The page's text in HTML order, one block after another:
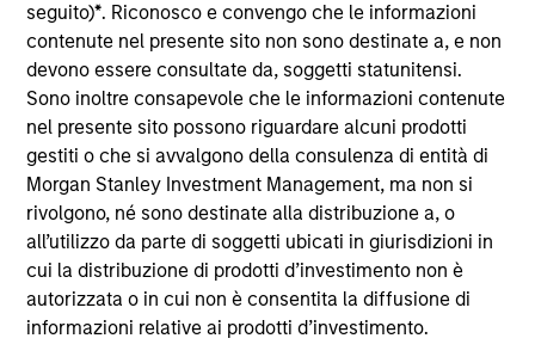
seguito)*. Riconosco e convengo che le informazioni
contenute nel presente sito non sono destinate a, e non
devono essere consultate da, soggetti statunitensi.
Sono inoltre consapevole che le informazioni contenute
nel presente sito possono riguardare alcuni prodotti
gestiti o che si avvalgono della consulenza di entità di
Morgan Stanley Investment Management, ma non si
rivolgono, né sono destinate alla distribuzione a, o
all’utilizzo da parte di soggetti ubicati in giurisdizioni in
cui la distribuzione di prodotti d’investimento non è
autorizzata o in cui non è consentita la diffusione di
informazioni relative ai prodotti d’investimento.
Brian Niles is a Managing Director of Morgan
Stanley, Co-Head of MSREI and Co-Head of NHREF.
He is also a member of the Morgan Stanley
Investment Management Operating Committee.
Brian joined Morgan Stanley in 2006 and was
named Head of MSREI Europe in 2011, Co-Head of
NHREF in 2019 and Co-Head of MSREI in 2022.
Brian is responsible for jointly leading the global
private real estate investing business which
currently manages $55 billion of gross real estate
assets worldwide on behalf of its clients, in addition